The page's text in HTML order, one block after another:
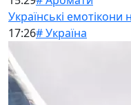
Українські емотікони
17:26# Україна